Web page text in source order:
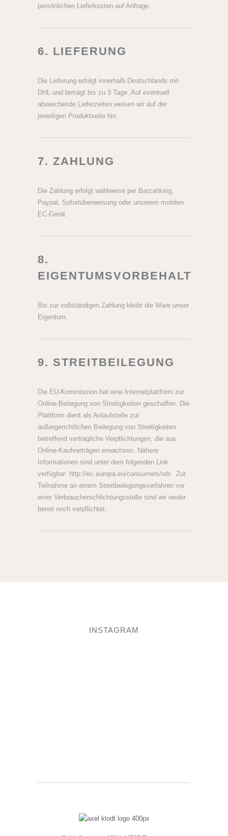
persönlichen Lieferkosten auf Anfrage.
6. LIEFERUNG
Die Lieferung erfolgt innerhalb Deutschlands mit
DHL und beträgt bis zu 3 Tage. Auf eventuell
abweichende Lieferzeiten weisen wir auf der
jeweiligen Produktseite hin.
7. ZAHLUNG
Die Zahlung erfolgt wahlweise per Barzahlung,
Paypal, Sofortüberweisung oder unserem mobilen
EC-Gerät.
8.
EIGENTUMSVORBEHALT
Bis zur vollständigen Zahlung bleibt die Ware unser
Eigentum.
9. STREITBEILEGUNG
Die EU-Kommission hat eine Internetplattform zur
Online-Beilegung von Streitigkeiten geschaffen. Die
Plattform dient als Anlaufstelle zur
außergerichtlichen Beilegung von Streitigkeiten
betreffend vertragliche Verpflichtungen, die aus
Online-Kaufverträgen erwachsen. Nähere
Informationen sind unter dem folgenden Link
verfügbar: http://ec.europa.eu/consumers/odr. Zur
Teilnahme an einem Streitbeilegungsverfahren vor
einer Verbraucherschlichtungsstelle sind wir weder
bereit noch verpflichtet.
INSTAGRAM